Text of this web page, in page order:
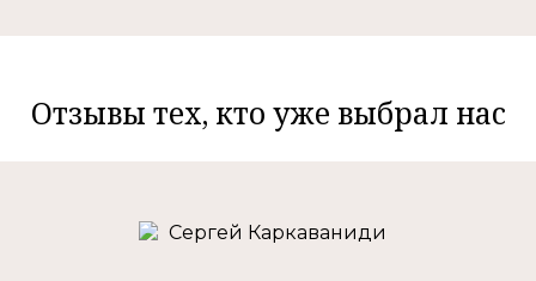
Отзывы тех, кто уже выбрал нас